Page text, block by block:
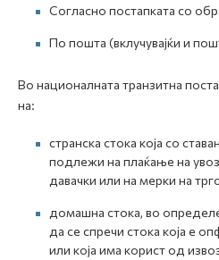
Согласно постапката со
По пошта (вклучувајќи и
Во националната транзитна
на:
странска стока која со
подлежи на плаќање на
давачки или на мерки на
домашна стока, во
да се спречи стока која е
или која има корист од